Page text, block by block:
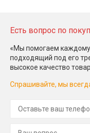
Есть вопрос по
«Мы помогаем
подходящий под его
высокое качество
Спрашивайте, мы